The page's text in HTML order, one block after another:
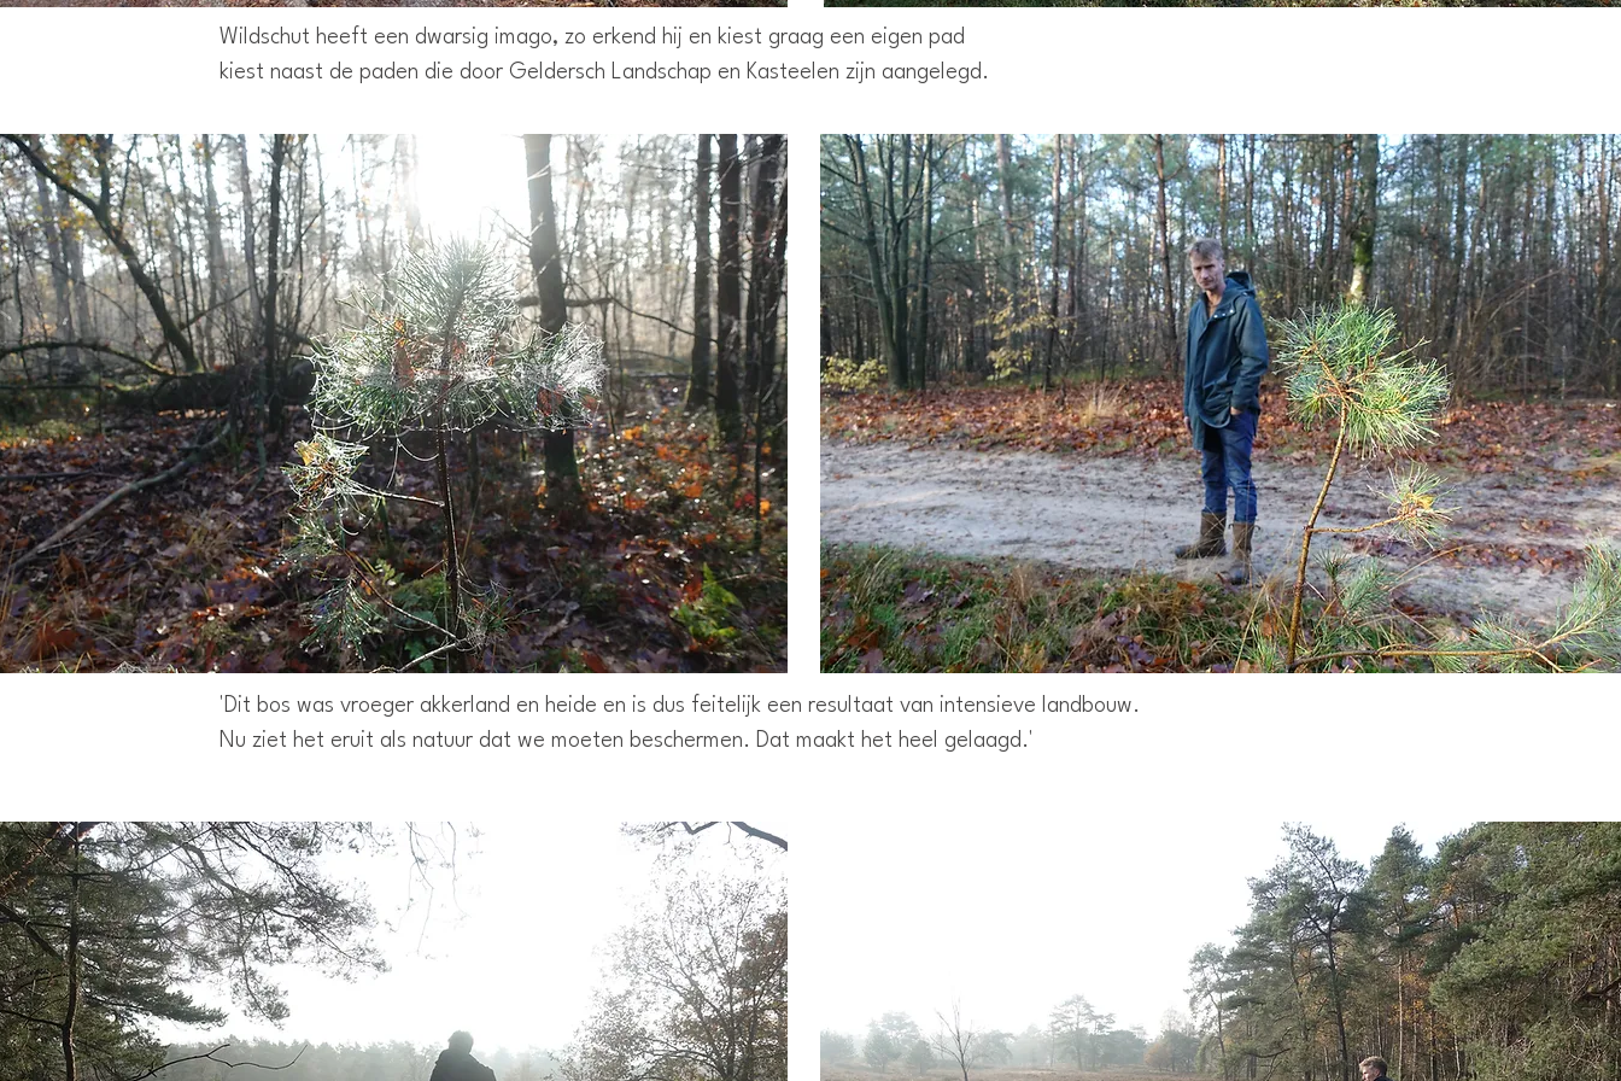
Wildschut heeft een dwarsig imago, zo erkend hij en kiest graag een eigen pad
kiest naast de paden die door Geldersch Landschap en Kasteelen zijn aangelegd.
'Dit bos was vroeger akkerland en heide en is dus feitelijk een resultaat van intensieve landbouw.
Nu ziet het eruit als natuur dat we moeten beschermen. Dat maakt het heel gelaagd.'